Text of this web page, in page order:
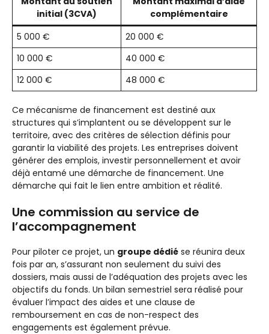
initial (3CVA)
complémentaire
5 000 €
20 000 €
10 000 €
40 000 €
12 000 €
48 000 €
Ce mécanisme de financement est destiné aux
structures qui s’implantent ou se développent sur le
territoire, avec des critères de sélection définis pour
garantir la viabilité des projets. Les entreprises doivent
générer des emplois, investir personnellement et avoir
déjà entamé une démarche de financement. Une
démarche qui fait le lien entre ambition et réalité.
Une commission au service de
l’accompagnement
Pour piloter ce projet, un groupe dédié se réunira deux
fois par an, s’assurant non seulement du suivi des
dossiers, mais aussi de l’adéquation des projets avec les
objectifs du fonds. Un bilan semestriel sera réalisé pour
évaluer l’impact des aides et une clause de
remboursement en cas de non-respect des
engagements est également prévue.